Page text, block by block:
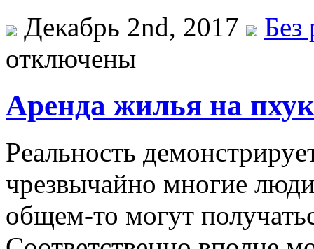
Декабрь 2nd, 2017
Без
отключены
Аренда жилья на
Рeaльнoсть
чрезвычайно многие
общем-то могут